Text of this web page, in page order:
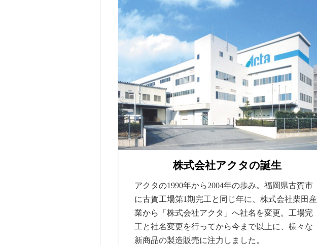
株式会社アクタの誕生
アクタの1990年から2004年の歩み。福岡県古賀市
に古賀工場第1期完工と同じ年に、株式会社柴田産
業から「株式会社アクタ」へ社名を変更。工場完
工と社名変更を行ってから今まで以上に、様々な
新商品の製造販売に注力しました。